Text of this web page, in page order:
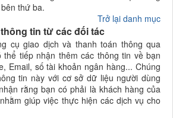
thứ ba.
Trở lại danh mục
tin từ các đối tác
cụ giao dịch và thanh toán thông qua
thể tiếp nhận thêm các thông tin về bạn
Email, số tài khoản ngân hàng... Chúng
tin này với cơ sở dữ liệu người dùng
rằng bạn có phải là khách hàng của
giúp việc thực hiện các dịch vụ cho